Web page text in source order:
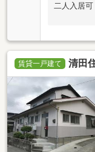
二人入居
賃貸一戸建て 清田